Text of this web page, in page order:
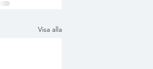
Visa alla